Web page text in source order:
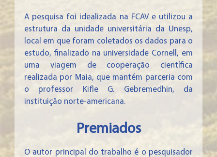
A pesquisa foi idealizada na FCAV e utilizou a
estrutura da unidade universitária da Unesp,
local em que foram coletados os dados para o
estudo, finalizado na universidade Cornell, em
uma viagem de cooperação científica
realizada por Maia, que mantém parceria com
o professor Kifle G. Gebremedhin, da
instituição norte-americana.
Premiados
O autor principal do trabalho é o pesquisador